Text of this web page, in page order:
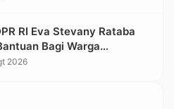
RI Eva Stevany Rataba
Bagi Warga
Longsor di Buntu Pepasan
2026